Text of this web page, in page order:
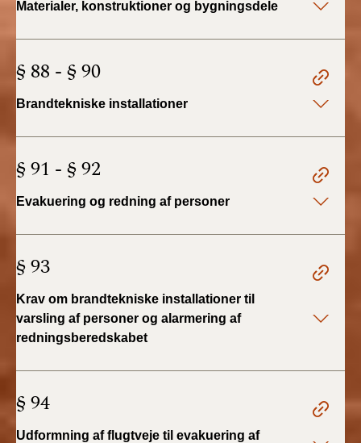
2022)
2022)
BR18 (29/6 - 31/12
BR18 (1/1-29/6
2021)
2020)
BR18 (10/3-30/6
BR18 (1/1-9/3 2020)
BR18 (4/7-31/12
BR18 (1/1-4/7 2019)
Materialer, konstruktioner og bygningsdele
§ 88 - § 90
Brandtekniske installationer
§ 91 - § 92
Evakuering og redning af personer
§ 93
Krav om brandtekniske installationer til
varsling af personer og alarmering af
redningsberedskabet
§ 94
Udformning af flugtveje til evakuering af